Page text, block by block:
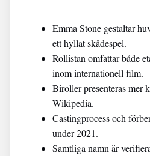
Emma Stone gestaltar
ett hyllat skådespel.
Rollistan omfattar både
inom internationell film.
Biroller presenteras mer
Wikipedia.
Castingprocess och
under 2021.
Samtliga namn är